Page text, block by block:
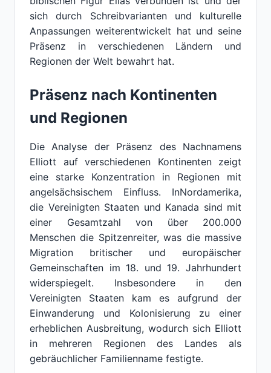
sich durch Schreibvarianten und kulturelle
Anpassungen weiterentwickelt hat und seine
Präsenz in verschiedenen Ländern und
Regionen der Welt bewahrt hat.
Präsenz nach Kontinenten
und Regionen
Die Analyse der Präsenz des Nachnamens
Elliott auf verschiedenen Kontinenten zeigt
eine starke Konzentration in Regionen mit
angelsächsischem Einfluss. InNordamerika,
die Vereinigten Staaten und Kanada sind mit
einer Gesamtzahl von über 200.000
Menschen die Spitzenreiter, was die massive
Migration britischer und europäischer
Gemeinschaften im 18. und 19. Jahrhundert
widerspiegelt. Insbesondere in den
Vereinigten Staaten kam es aufgrund der
Einwanderung und Kolonisierung zu einer
erheblichen Ausbreitung, wodurch sich Elliott
in mehreren Regionen des Landes als
gebräuchlicher Familienname festigte.